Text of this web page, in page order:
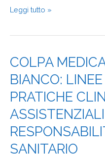
CHIARIMENTI
DEL
Leggi tutto »
COLPA
BIANCO:
PRATICHE
SANITARIO
COLPA
MEDICA
E
LEGGE
GELLI-
BIANCO:
LINEE
GUIDA
E
BUONE